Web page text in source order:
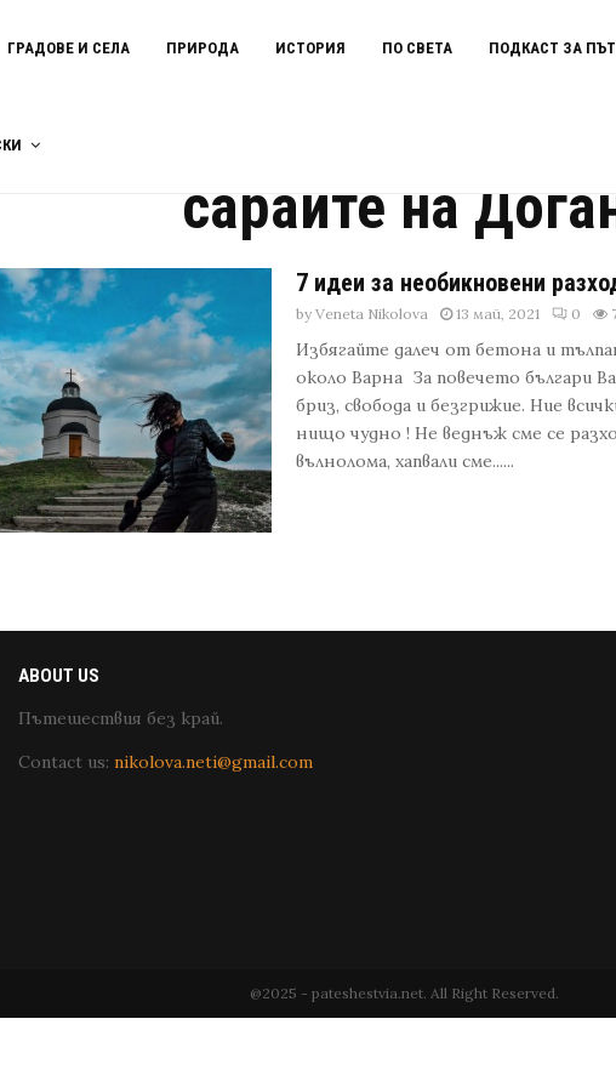
ГРАДОВЕ И СЕЛА ПРИРОДА ИСТОРИЯ ПО СВЕТА ПОДКАСТ ЗА
на Доган
сараите на
7 идеи за необикновени
byVeneta Nikolova 13 май, 2021 0
Избягайте далеч от бетона и
около Варна За повечето българи
бриз, свобода и безгрижие. Ние
нищо чудно ! Не веднъж сме се
вълнолома, хапвали сме......
ABOUT US
Пътешествия без край.
Contact us: nikolova.neti@gmail.com
@2025 - pateshestvia.net. All Right Reserved.